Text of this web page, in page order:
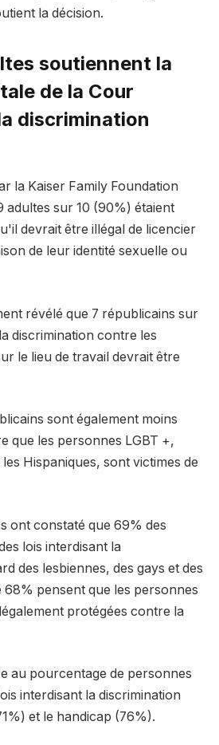
la décision.
soutiennent la
de la Cour
discrimination
la Kaiser Family Foundation
adultes sur 10 (90%) étaient
devrait être illégal de licencier
de leur identité sexuelle ou
révélé que 7 républicains sur
discrimination contre les
le lieu de travail devrait être
sont également moins
que les personnes LGBT +,
Hispaniques, sont victimes de
ont constaté que 69% des
lois interdisant la
des lesbiennes, des gays et des
68% pensent que les personnes
protégées contre la
au pourcentage de personnes
interdisant la discrimination
et le handicap (76%).